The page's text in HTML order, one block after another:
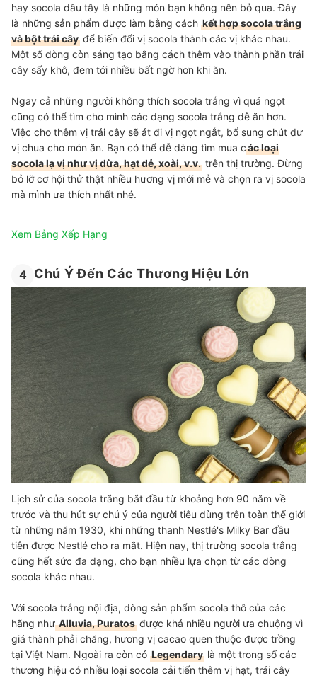
hay socola dâu tây là những món bạn không nên bỏ qua. Đây
là những sản phẩm được làm bằng cách kết hợp socola trắng
và bột trái cây để biến đổi vị socola thành các vị khác nhau.
Một số dòng còn sáng tạo bằng cách thêm vào thành phần trái
cây sấy khô, đem tới nhiều bất ngờ hơn khi ăn.
Ngay cả những người không thích socola trắng vì quá ngọt
cũng có thể tìm cho mình các dạng socola trắng dễ ăn hơn.
Việc cho thêm vị trái cây sẽ át đi vị ngọt ngắt, bổ sung chút dư
vị chua cho món ăn. Bạn có thể dễ dàng tìm mua các loại
socola lạ vị như vị dừa, hạt dẻ, xoài, v.v. trên thị trường. Đừng
bỏ lỡ cơ hội thử thật nhiều hương vị mới mẻ và chọn ra vị socola
mà mình ưa thích nhất nhé.
Xem Bảng Xếp Hạng
4 Chú Ý Đến Các Thương Hiệu Lớn
Lịch sử của socola trắng bắt đầu từ khoảng hơn 90 năm về
trước và thu hút sự chú ý của người tiêu dùng trên toàn thế giới
từ những năm 1930, khi những thanh Nestlé's Milky Bar đầu
tiên được Nestlé cho ra mắt. Hiện nay, thị trường socola trắng
cũng hết sức đa dạng, cho bạn nhiều lựa chọn từ các dòng
socola khác nhau.
Với socola trắng nội địa, dòng sản phẩm socola thô của các
hãng nhưAlluvia, Puratos được khá nhiều người ưa chuộng vì
giá thành phải chăng, hương vị cacao quen thuộc được trồng
tại Việt Nam. Ngoài ra còn có Legendary là một trong số các
thương hiệu có nhiều loại socola cải tiến thêm vị hạt, trái cây